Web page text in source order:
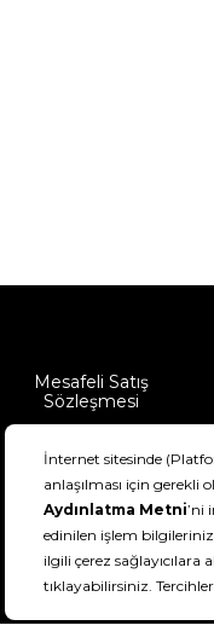
Mesafeli Satış
Sözleşmesi